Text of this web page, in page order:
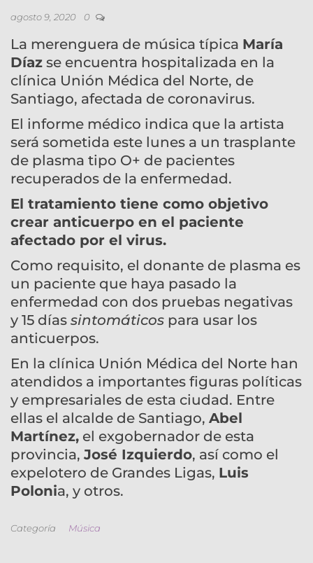
agosto 9, 2020 0
La merenguera de música típica María
Díaz se encuentra hospitalizada en la
clínica Unión Médica del Norte, de
Santiago, afectada de coronavirus.
El informe médico indica que la artista
será sometida este lunes a un trasplante
de plasma tipo O+ de pacientes
recuperados de la enfermedad.
El tratamiento tiene como objetivo
crear anticuerpo en el paciente
afectado por el virus.
Como requisito, el donante de plasma es
un paciente que haya pasado la
enfermedad con dos pruebas negativas
y 15 días sintomáticos para usar los
anticuerpos.
En la clínica Unión Médica del Norte han
atendidos a importantes figuras políticas
y empresariales de esta ciudad. Entre
ellas el alcalde de Santiago, Abel
Martínez, el exgobernador de esta
provincia, José Izquierdo, así como el
expelotero de Grandes Ligas, Luis
Polonia, y otros.
Categoría Música